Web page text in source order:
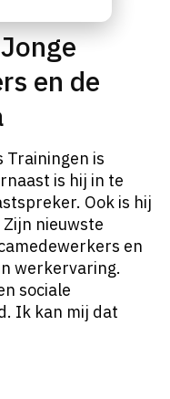
en de
Trainingen is
is hij in te
Ook is hij
nieuwste
en
werkervaring.
sociale
Ik kan mij dat